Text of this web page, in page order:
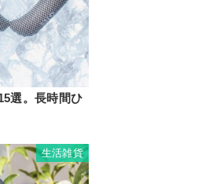
選。長時間ひ
生活雑貨